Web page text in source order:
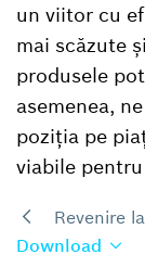
un viitor cu
mai scăzute
produsele
asemenea,
poziția pe
viabile
Revenire
Download